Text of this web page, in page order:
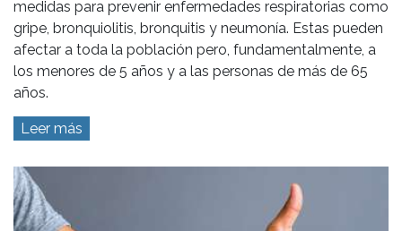
medidas para prevenir enfermedades respiratorias como
gripe, bronquiolitis, bronquitis y neumonía. Estas pueden
afectar a toda la población pero, fundamentalmente, a
los menores de 5 años y a las personas de más de 65
años.
Leer más